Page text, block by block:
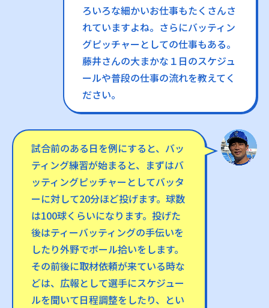
ろいろな細かいお仕事もたくさんさ
れていますよね。さらにバッティン
グピッチャーとしての仕事もある。
藤井さんの大まかな１日のスケジュ
ールや普段の仕事の流れを教えてく
ださい。
試合前のある日を例にすると、バッ
ティング練習が始まると、まずはバ
ッティングピッチャーとしてバッタ
ーに対して20分ほど投げます。球数
は100球くらいになります。投げた
後はティーバッティングの手伝いを
したり外野でボール拾いをします。
その前後に取材依頼が来ている時な
どは、広報として選手にスケジュー
ルを聞いて日程調整をしたり、とい